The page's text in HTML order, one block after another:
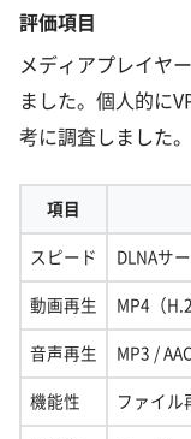
評価項目
メディアプレイヤ
ました。個人的に
考に調査しました。
項目
スピード DLNAサ
動画再生 MP4（
音声再生 MP3 /
機能性 ファイル